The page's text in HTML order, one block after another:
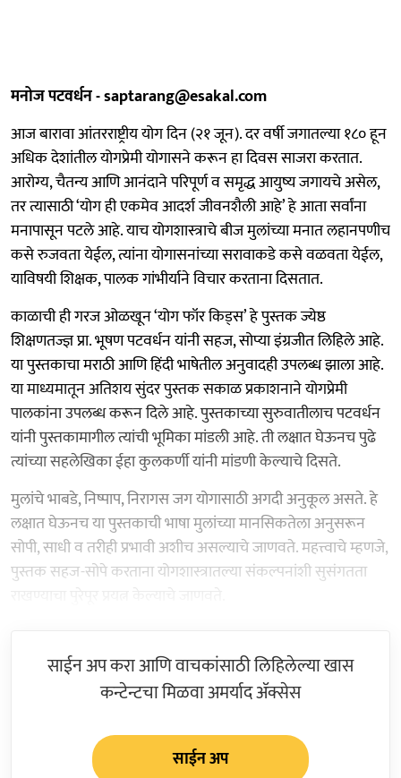
मनोज पटवर्धन - saptarang@esakal.com
आज बारावा आंतरराष्ट्रीय योग दिन (२१ जून). दर वर्षी जगातल्या १८० हून
अधिक देशांतील योगप्रेमी योगासने करून हा दिवस साजरा करतात.
आरोग्य, चैतन्य आणि आनंदाने परिपूर्ण व समृद्ध आयुष्य जगायचे असेल,
तर त्यासाठी ‘योग ही एकमेव आदर्श जीवनशैली आहे’ हे आता सर्वांना
मनापासून पटले आहे. याच योगशास्त्राचे बीज मुलांच्या मनात लहानपणीच
कसे रुजवता येईल, त्यांना योगासनांच्या सरावाकडे कसे वळवता येईल,
याविषयी शिक्षक, पालक गांभीर्याने विचार करताना दिसतात.
काळाची ही गरज ओळखून ‘योग फॉर किड्स’ हे पुस्तक ज्येष्ठ
शिक्षणतज्ज्ञ प्रा. भूषण पटवर्धन यांनी सहज, सोप्या इंग्रजीत लिहिले आहे.
या पुस्तकाचा मराठी आणि हिंदी भाषेतील अनुवादही उपलब्ध झाला आहे.
या माध्यमातून अतिशय सुंदर पुस्तक सकाळ प्रकाशनाने योगप्रेमी
पालकांना उपलब्ध करून दिले आहे. पुस्तकाच्या सुरुवातीलाच पटवर्धन
यांनी पुस्तकामागील त्यांची भूमिका मांडली आहे. ती लक्षात घेऊनच पुढे
त्यांच्या सहलेखिका ईहा कुलकर्णी यांनी मांडणी केल्याचे दिसते.
मुलांचे भाबडे, निष्पाप, निरागस जग योगासाठी अगदी अनुकूल असते. हे
लक्षात घेऊनच या पुस्तकाची भाषा मुलांच्या मानसिकतेला अनुसरून
सोपी, साधी व तरीही प्रभावी अशीच असल्याचे जाणवते. महत्त्वाचे म्हणजे,
पुस्तक सहज-सोपे करताना योगशास्त्रातल्या संकल्पनांशी सुसंगतता
साईन अप करा आणि वाचकांसाठी लिहिलेल्या खास
कन्टेन्टचा मिळवा अमर्याद ॲक्सेस
साईन अप